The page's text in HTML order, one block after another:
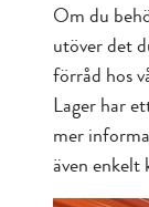
Om du
utöver det
förråd hos
Lager har
mer
även enkelt